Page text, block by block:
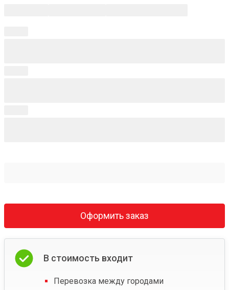
Оформить заказ
В стоимость входит
Перевозка между городами